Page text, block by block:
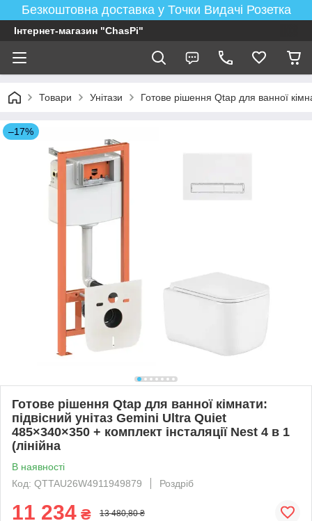
Безкоштовна доставка у Точки Видачі Розетка
Інтернет-магазин "ChasPi"
Товари Унітази Готове рішення Qtap для ванної
–17%
Готове рішення Qtap для ванної кімнати:
підвісний унітаз Gemini Ultra Quiet
485×340×350 + комплект інсталяції Nest 4 в 1
(лінійна
В наявності
Код: QTTAU26W4911949879
Роздріб
11 234 ₴ 13 480,80 ₴